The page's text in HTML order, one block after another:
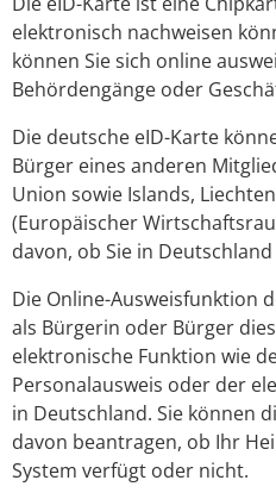
elektronisch nachweisen
können Sie sich online
Behördengänge oder
Die deutsche eID-Karte
Bürger eines anderen
Union sowie Islands,
(Europäischer
davon, ob Sie in
Die Online-Ausweisfunktion
als Bürgerin oder Bürger
elektronische Funktion wie
Personalausweis oder der
in Deutschland. Sie können
davon beantragen, ob Ihr
System verfügt oder nicht.